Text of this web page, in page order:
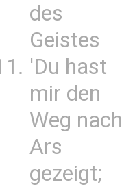
des
Geistes
'Du hast
mir den
Weg nach
Ars
gezeigt;